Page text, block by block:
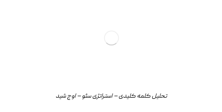
تحلیل کلمه کلیدی – استراتژی سئو – اوج شید